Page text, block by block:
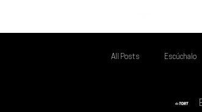
All Posts Escúchalo
Si Te Gusta... Te